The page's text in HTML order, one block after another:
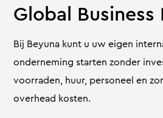
Global
Bij Beyuna kunt u uw eigen
onderneming starten zonder
voorraden, huur, personeel en
overhead kosten.